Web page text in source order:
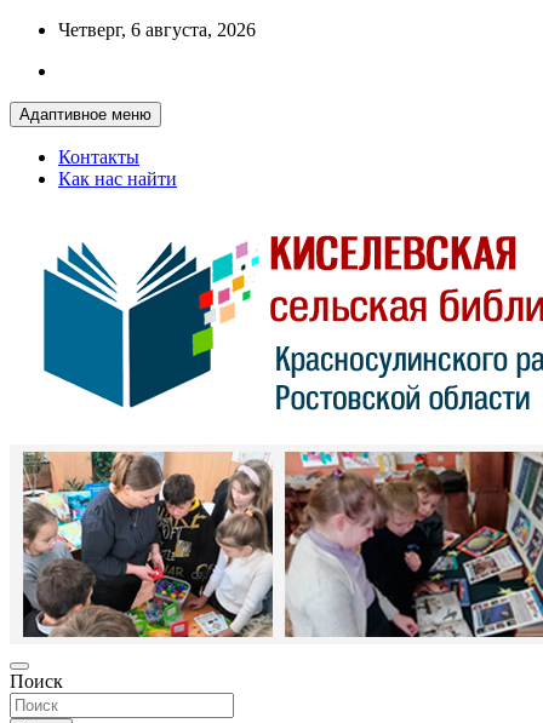
Перейти
содержимому
Четверг, 6 августа, 2026
Адаптивное меню
Контакты
Как нас найти
Киселевская сельская библиотека
Красносулинская МЦБ
Поиск